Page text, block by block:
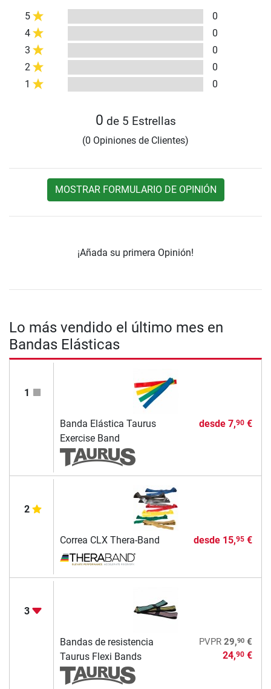
5
0
4
0
3
0
2
0
1
0
0 de 5 Estrellas
(0 Opiniones de Clientes)
MOSTRAR FORMULARIO DE OPINIÓN
¡Añada su primera Opinión!
Lo más vendido el último mes en
Bandas Elásticas
1
Banda Elástica Taurus
Exercise Band
desde 7,90€
2
Correa CLX Thera-Band desde 15,95€
3
Bandas de resistencia
Taurus Flexi Bands
PVPR 29,90€
24,90€